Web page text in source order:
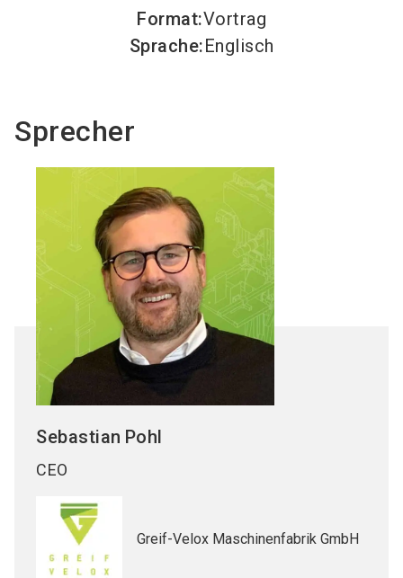
Format:Vortrag
Sprache:Englisch
Sprecher
Sebastian Pohl
CEO
Greif-Velox Maschinenfabrik GmbH